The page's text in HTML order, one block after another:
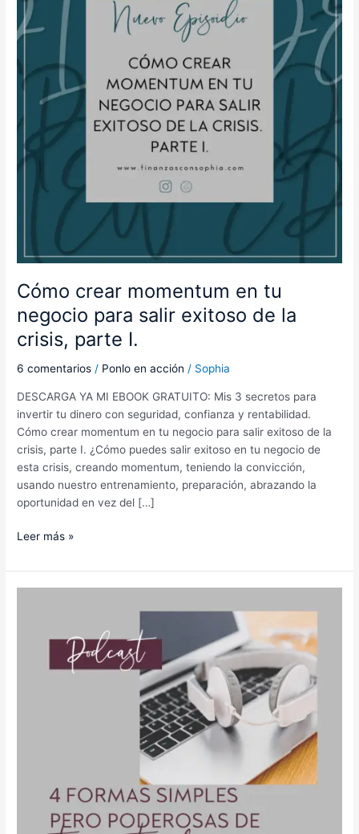
Cómo crear momentum en tu
negocio para salir exitoso de la
crisis, parte I.
6 comentarios / Ponlo en acción / Sophia
DESCARGA YA MI EBOOK GRATUITO: Mis 3 secretos para
invertir tu dinero con seguridad, confianza y rentabilidad.
Cómo crear momentum en tu negocio para salir exitoso de la
crisis, parte I. ¿Cómo puedes salir exitoso en tu negocio de
esta crisis, creando momentum, teniendo la convicción,
usando nuestro entrenamiento, preparación, abrazando la
oportunidad en vez del […]
tu
negocio
salir
la
crisis,
parte
Leer más »
poderosas